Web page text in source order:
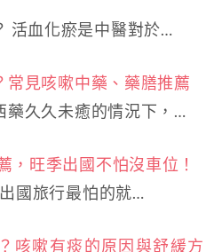
活血化瘀是中醫對於…
常見咳嗽中藥、藥膳推薦
藥久久未癒的情況下，…
，旺季出國不怕沒車位！
國旅行最怕的就…
咳嗽有痰的原因與舒緩方